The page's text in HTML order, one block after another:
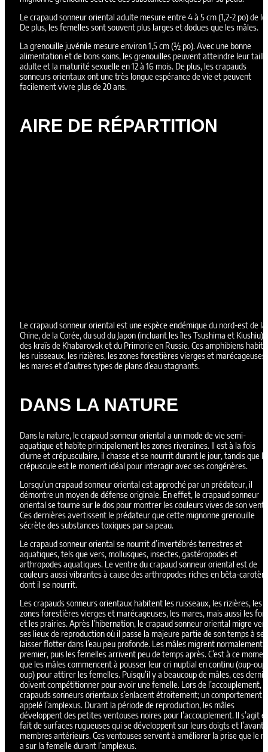
Le crapaud sonneur oriental adulte mesure entre 4 à 5 cm (1,2-2 po) de
De plus, les femelles sont souvent plus larges et dodues que les mâles.
La grenouille juvénile mesure environ 1,5 cm (½ po). Avec une bonne
alimentation et de bons soins, les grenouilles peuvent atteindre leur taille
adulte et la maturité sexuelle en 12 à 16 mois. De plus, les crapauds
sonneurs orientaux ont une très longue espérance de vie et peuvent
facilement vivre plus de 20 ans.
AIRE DE RÉPARTITION
Le crapaud sonneur oriental est une espèce endémique du nord-est de la
Chine, de la Corée, du sud du Japon (incluant les îles Tsushima et Kiushiu)
des kraïs de Khabarovsk et du Primorie en Russie. Ces amphibiens
les ruisseaux, les rizières, les zones forestières vierges et marécageuses,
les mares et d’autres types de plans d’eau stagnants.
DANS LA NATURE
Dans la nature, le crapaud sonneur oriental a un mode de vie semi-
aquatique et habite principalement les zones riveraines. Il est à la fois
diurne et crépusculaire, il chasse et se nourrit durant le jour, tandis que le
crépuscule est le moment idéal pour interagir avec ses congénères.
Lorsqu’un crapaud sonneur oriental est approché par un prédateur, il
démontre un moyen de défense originale. En effet, le crapaud sonneur
oriental se tourne sur le dos pour montrer les couleurs vives de son
Ces dernières avertissent le prédateur que cette mignonne grenouille
sécrète des substances toxiques par sa peau.
Le crapaud sonneur oriental se nourrit d’invertébrés terrestres et
aquatiques, tels que vers, mollusques, insectes, gastéropodes et
arthropodes aquatiques. Le ventre du crapaud sonneur oriental est de
couleurs aussi vibrantes à cause des arthropodes riches en bêta-
dont il se nourrit.
Les crapauds sonneurs orientaux habitent les ruisseaux, les rizières, les
zones forestières vierges et marécageuses, les mares, mais aussi les
et les prairies. Après l’hibernation, le crapaud sonneur oriental migre vers
ses lieux de reproduction où il passe la majeure partie de son temps à se
laisser flotter dans l’eau peu profonde. Les mâles migrent normalement
premier, puis les femelles arrivent peu de temps après. C’est à ce
que les mâles commencent à pousser leur cri nuptial en continu (oup-
oup) pour attirer les femelles. Puisqu’il y a beaucoup de mâles, ces
doivent compétitionner pour avoir une femelle. Lors de l’accouplement,
crapauds sonneurs orientaux s’enlacent étroitement; un comportement
appelé l’amplexus. Durant la période de reproduction, les mâles
développent des petites ventouses noires pour l’accouplement. Il s’agit
fait de surfaces rugueuses qui se développent sur leurs doigts et l’avant
membres antérieurs. Ces ventouses servent à améliorer la prise que le
a sur la femelle durant l’amplexus.